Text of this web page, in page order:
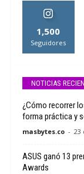
1,500
Seguidores
NOTICIAS
¿Cómo recorrer
forma práctica y
masbytes.co - 23
ASUS ganó 13
Awards